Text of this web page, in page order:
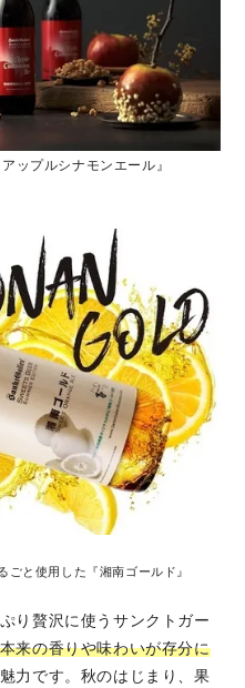
ップルシナモンエール』
と使用した『湘南ゴールド』
り贅沢に使うサンクトガー
来の香りや味わいが存分に
力です。秋のはじまり、果